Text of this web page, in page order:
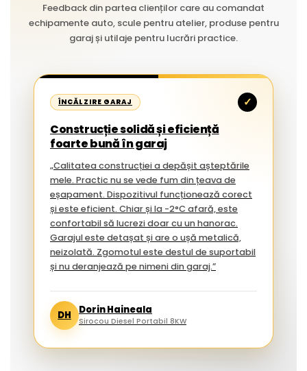
Feedback din partea clienților care au comandat
echipamente auto, scule pentru atelier, produse pentru
garaj și utilaje pentru lucrări practice.
ÎNCĂLZIRE GARAJ ✓
Construcție solidă și eficiență
foarte bună în garaj
„Calitatea construcției a depășit așteptările
mele. Practic nu se vede fum din țeava de
eșapament. Dispozitivul funcționează corect
și este eficient. Chiar și la -2°C afară, este
confortabil să lucrezi doar cu un hanorac.
Garajul este detașat și are o ușă metalică,
neizolată. Zgomotul este destul de suportabil
și nu deranjează pe nimeni din garaj.”
DH Dorin Haineala
Sirocou Diesel Portabil 8KW